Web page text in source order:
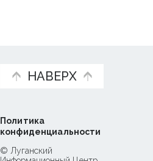
НАВЕРХ
Политика
конфиденциальности
© Луганский